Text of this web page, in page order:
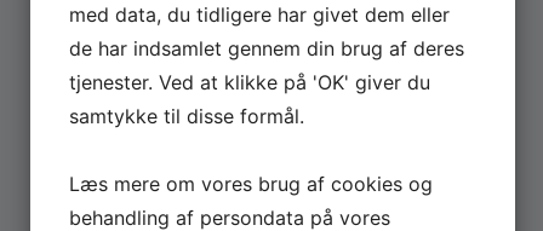
med data, du tidligere har givet dem eller
de har indsamlet gennem din brug af deres
tjenester. Ved at klikke på 'OK' giver du
samtykke til disse formål.
Læs mere om vores brug af cookies og
behandling af persondata på vores